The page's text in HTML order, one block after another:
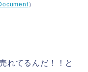
）
れてるんだ！！と